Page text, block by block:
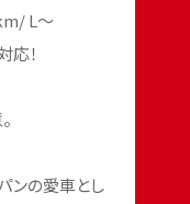
L〜
！
ンの愛車とし